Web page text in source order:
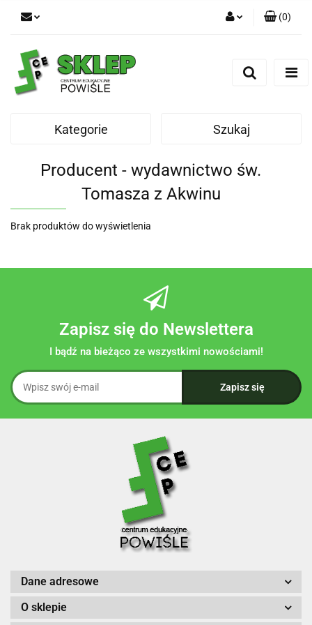
(0)
Kategorie Szukaj
Producent - wydawnictwo św.
Tomasza z Akwinu
Brak produktów do wyświetlenia
Zapisz się do Newslettera
I bądź na bieżąco ze wszystkimi nowościami!
Dane adresowe
O sklepie